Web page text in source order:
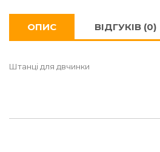
ОПИС ВІДГУКІВ (0)
Штанці для двчинки